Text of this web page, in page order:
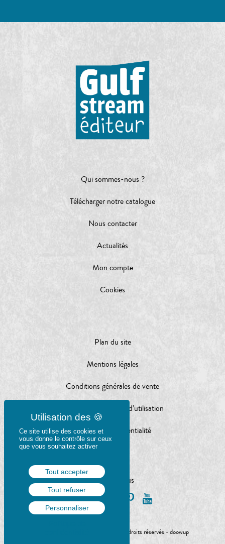
Qui sommes-nous ?
Télécharger notre catalogue
Nous contacter
Actualités
Mon compte
Cookies
Plan du site
Mentions légales
Conditions générales de vente
Conditions générales d’utilisation
Charte de confidentialité
Suivez-nous
© Gulf Stream éditeur 2020 - Tous droits réservés -doowup
Ce site utilise des cookies et
vous donne le contrôle sur ceux
que vous souhaitez activer
Tout accepter
Tout refuser
Personnaliser